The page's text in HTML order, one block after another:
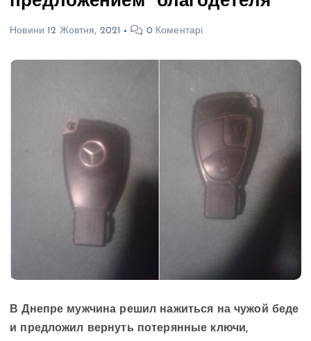
Новини 12 Жовтня, 2021 0 Коментарі
В Днепре мужчина решил нажиться на чужой беде
и предложил вернуть потерянные ключи,